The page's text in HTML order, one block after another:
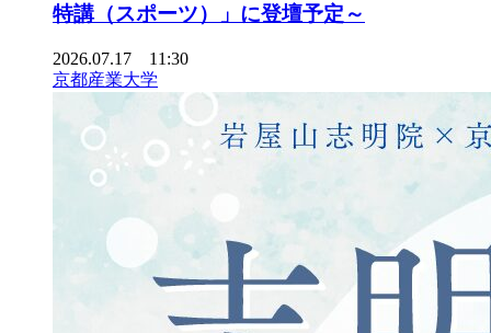
特講（スポーツ）」に登壇予定～
2026.07.17 11:30
京都産業大学